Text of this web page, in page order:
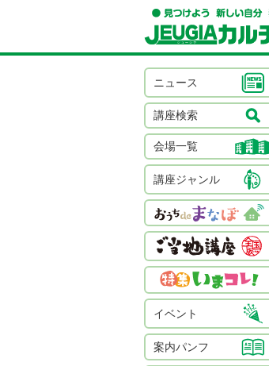
ニュース
講座検索
会場一覧
講座ジャンル
イベント
案内パンフ